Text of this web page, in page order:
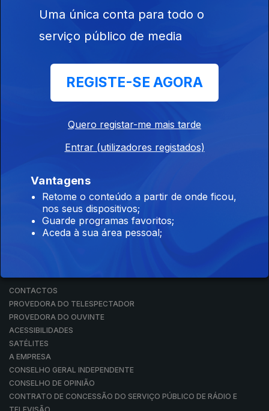
RTP PLAY
EM DIRETO
REVER PROGRAMAS
CONCURSOS
CONTACTOS
PROVEDORA DO TELESPECTADOR
PROVEDORA DO OUVINTE
ACESSIBILIDADES
SATÉLITES
A EMPRESA
CONSELHO GERAL INDEPENDENTE
CONSELHO DE OPINIÃO
CONTRATO DE CONCESSÃO DO SERVIÇO PÚBLICO DE RÁDIO E
Uma única conta para todo o
serviço público de media
REGISTE-SE AGORA
Quero registar-me mais tarde
Entrar (utilizadores registados)
Vantagens
Retome o conteúdo a partir de onde ficou,
nos seus dispositivos;
Guarde programas favoritos;
Aceda à sua área pessoal;